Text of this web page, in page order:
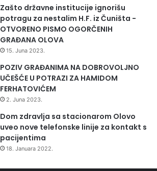
Zašto državne institucije ignorišu
potragu za nestalim H.F. iz Čuništa -
OTVORENO PISMO OGORČENIH
GRAĐANA OLOVA
15. Juna 2023.
POZIV GRAĐANIMA NA DOBROVOLJNO
UČEŠĆE U POTRAZI ZA HAMIDOM
FERHATOVIĆEM
2. Juna 2023.
Dom zdravlja sa stacionarom Olovo
uveo nove telefonske linije za kontakt s
pacijentima
18. Januara 2022.